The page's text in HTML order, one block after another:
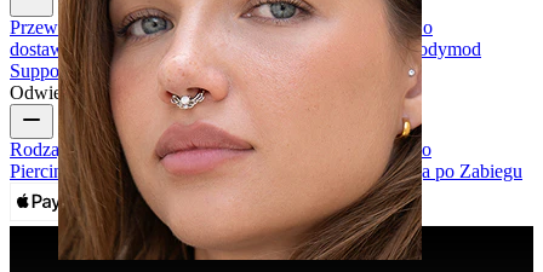
Przewodnik po rozmiarachŚledź przesyłkę
Informacja o
dostawieZwroty & anulowanie PłatnościMoje kontoBodymod
Support
Odwiedź
Rodzaje Biżuterii do PiercinguMateriały w Biżuterii do
PiercinguNajczęstsze Problemy Piercingu i Pielęgnacja po Zabiegu